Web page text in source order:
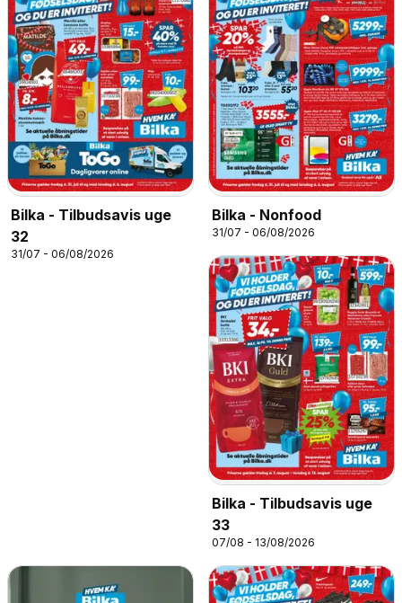
Bilka - Tilbudsavis uge
32
31/07 - 06/08/2026
Bilka - Nonfood
31/07 - 06/08/2026
Bilka - Tilbudsavis uge
33
07/08 - 13/08/2026